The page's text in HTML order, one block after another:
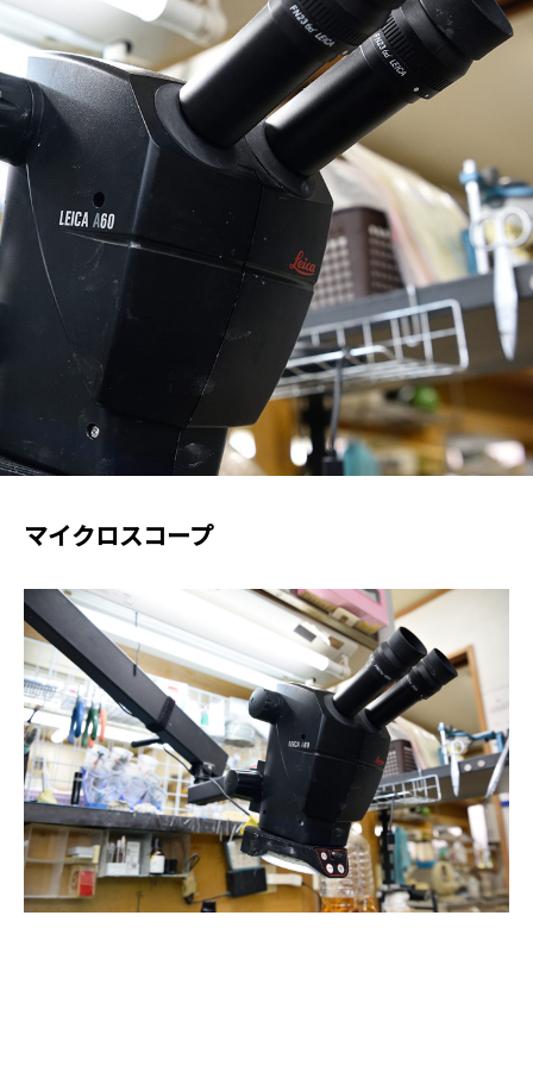
マイクロスコープ